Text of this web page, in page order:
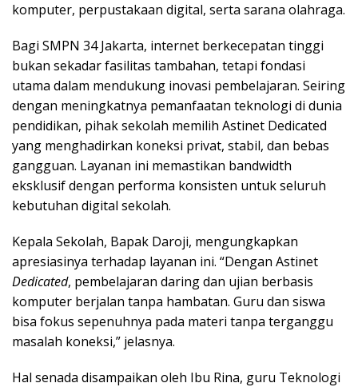
komputer, perpustakaan digital, serta sarana olahraga.
Bagi SMPN 34 Jakarta, internet berkecepatan tinggi
bukan sekadar fasilitas tambahan, tetapi fondasi
utama dalam mendukung inovasi pembelajaran. Seiring
dengan meningkatnya pemanfaatan teknologi di dunia
pendidikan, pihak sekolah memilih Astinet Dedicated
yang menghadirkan koneksi privat, stabil, dan bebas
gangguan. Layanan ini memastikan bandwidth
eksklusif dengan performa konsisten untuk seluruh
kebutuhan digital sekolah.
Kepala Sekolah, Bapak Daroji, mengungkapkan
apresiasinya terhadap layanan ini. “Dengan Astinet
Dedicated, pembelajaran daring dan ujian berbasis
komputer berjalan tanpa hambatan. Guru dan siswa
bisa fokus sepenuhnya pada materi tanpa terganggu
masalah koneksi,” jelasnya.
Hal senada disampaikan oleh Ibu Rina, guru Teknologi